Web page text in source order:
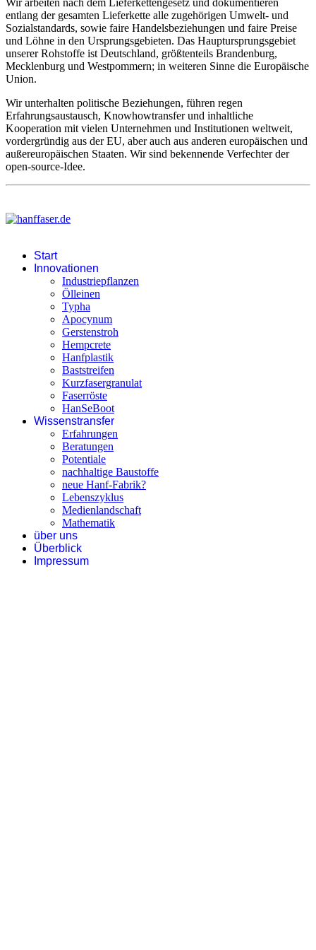
Wir arbeiten nach dem Lieferkettengesetz und dokumentieren
entlang der gesamten Lieferkette alle zugehörigen Umwelt- und
Sozialstandards, sowie faire Handelsbeziehungen und faire Preise
und Löhne in den Ursprungsgebieten. Das Hauptursprungsgebiet
unserer Rohstoffe ist Deutschland, größtenteils Brandenburg,
Mecklenburg und Westpommern; in weiteren Sinne die Europäische
Union.
Wir unterhalten politische Beziehungen, führen regen
Erfahrungsaustausch, Knowhowtransfer und inhaltliche
Kooperation mit vielen Unternehmen und Institutionen weltweit,
vordergründig aus der EU, aber auch aus anderen europäischen und
außereuropäischen Staaten. Wir sind bekennende Verfechter der
open-source-Idee.
Start
Innovationen
Industriepflanzen
Ölleinen
Typha
Apocynum
Gerstenstroh
Hempcrete
Hanfplastik
Baststreifen
Kurzfasergranulat
Faserröste
HanSeBoot
Wissenstransfer
Erfahrungen
Beratungen
Potentiale
nachhaltige Baustoffe
neue Hanf-Fabrik?
Lebenszyklus
Medienlandschaft
Mathematik
über uns
Überblick
Impressum